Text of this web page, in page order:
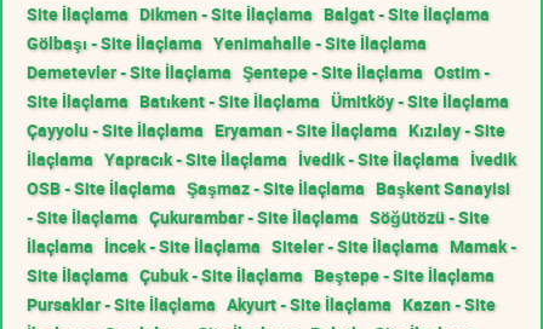
Site İlaçlama Dikmen - Site İlaçlama Balgat - Site İlaçlama
Gölbaşı - Site İlaçlama Yenimahalle - Site İlaçlama
Demetevler - Site İlaçlama Şentepe - Site İlaçlama Ostim -
Site İlaçlama Batıkent - Site İlaçlama Ümitköy - Site İlaçlama
Çayyolu - Site İlaçlama Eryaman - Site İlaçlama Kızılay - Site
İlaçlama Yapracık - Site İlaçlama İvedik - Site İlaçlama İvedik
OSB - Site İlaçlama Şaşmaz - Site İlaçlama Başkent Sanayisi
- Site İlaçlama Çukurambar - Site İlaçlama Söğütözü - Site
İlaçlama İncek - Site İlaçlama Siteler - Site İlaçlama Mamak -
Site İlaçlama Çubuk - Site İlaçlama Beştepe - Site İlaçlama
Pursaklar - Site İlaçlama Akyurt - Site İlaçlama Kazan - Site